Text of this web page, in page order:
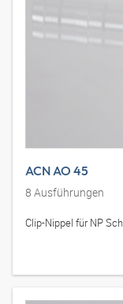
ACN AO 45
8 Ausführungen
Clip-Nippel für NP